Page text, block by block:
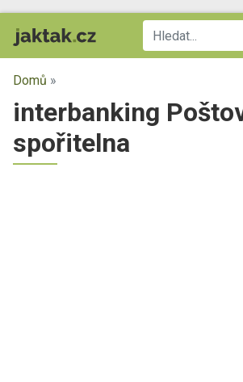
Domů »
interbanking
spořitelna